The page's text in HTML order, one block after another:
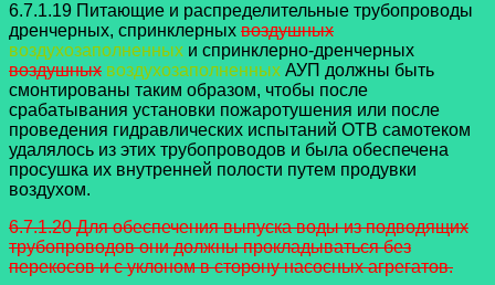
6.7.1.19 Питающие и распределительные трубопроводы
дренчерных, спринклерных воздушных
воздухозаполненных и спринклерно-дренчерных
воздушных воздухозаполненных АУП должны быть
смонтированы таким образом, чтобы после
срабатывания установки пожаротушения или после
проведения гидравлических испытаний ОТВ самотеком
удалялось из этих трубопроводов и была обеспечена
просушка их внутренней полости путем продувки
воздухом.
6.7.1.20 Для обеспечения выпуска воды из подводящих
трубопроводов онидолжны прокладываться без
перекосов и с уклоном в сторону насосных агрегатов.